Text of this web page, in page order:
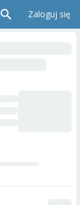
Zaloguj się